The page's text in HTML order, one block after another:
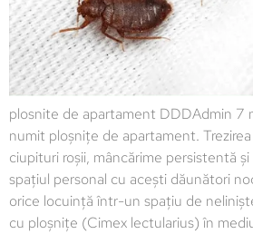
plosnite de apartament DDDAdmin 7
numit ploșnițe de apartament.
ciupituri roșii, mâncărime persistentă
spațiul personal cu acești dăunători
orice locuință într-un spațiu de
cu ploșnițe (Cimex lectularius) în